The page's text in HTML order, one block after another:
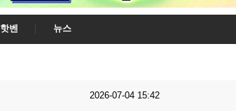
핫벤
뉴스
2026-07-04 15:42